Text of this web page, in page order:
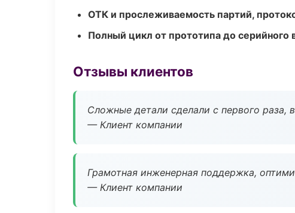
ОТК и прослеживаемость партий,
Полный цикл от прототипа до серийного
Отзывы клиентов
Сложные детали сделали с первого
— Клиент компании
Грамотная инженерная поддержка,
— Клиент компании